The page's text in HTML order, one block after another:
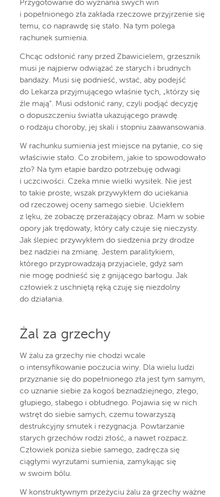
Przygotowanie do wyznania swych win
i popełnionego zła zakłada rzeczowe przyjrzenie się
temu, co naprawdę się stało. Na tym polega
rachunek sumienia.
Chcąc odsłonić rany przed Zbawicielem, grzesznik
musi je najpierw odwiązać ze starych i brudnych
bandaży. Musi się podnieść, wstać, aby podejść
do Lekarza przyjmującego właśnie tych, „którzy się
źle mają”. Musi odsłonić rany, czyli podjąć decyzję
o dopuszczeniu światła ukazującego prawdę
o rodzaju choroby, jej skali i stopniu zaawansowania.
W rachunku sumienia jest miejsce na pytanie, co się
właściwie stało. Co zrobiłem, jakie to spowodowało
zło? Na tym etapie bardzo potrzebuję odwagi
i uczciwości. Czeka mnie wielki wysiłek. Nie jest
to takie proste, wszak przywykłem do uciekania
od rzeczowej oceny samego siebie. Uciekłem
z lęku, że zobaczę przerażający obraz. Mam w sobie
opory jak trędowaty, który cały czuje się nieczysty.
Jak ślepiec przywykłem do siedzenia przy drodze
bez nadziei na zmianę. Jestem paralitykiem,
którego przyprowadzają przyjaciele, gdyż sam
nie mogę podnieść się z gnijącego barłogu. Jak
człowiek z uschniętą ręką czuję się niezdolny
do działania.
Żal za grzechy
W żalu za grzechy nie chodzi wcale
o intensyfikowanie poczucia winy. Dla wielu ludzi
przyznanie się do popełnionego zła jest tym samym,
co uznanie siebie za kogoś beznadziejnego, złego,
głupiego, słabego i obłudnego. Pojawia się w nich
wstręt do siebie samych, czemu towarzyszą
destrukcyjny smutek i rezygnacja. Powtarzanie
starych grzechów rodzi złość, a nawet rozpacz.
Człowiek poniża siebie samego, zadręcza się
ciągłymi wyrzutami sumienia, zamykając się
w swoim bólu.
W konstruktywnym przeżyciu żalu za grzechy ważne